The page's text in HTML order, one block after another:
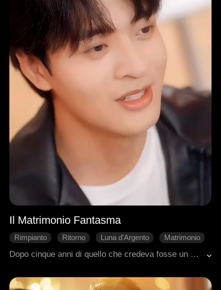
Il Matrimonio Fantasma
Rimpianto Ritorno Luna d'Argento
Matrimonio
Dopo cinque anni di quello che credeva fosse un matrimonio, Ethan scoprì di non essere legalmente sposato con Aubrey. Il suo coniuge registrato era Henry. Cogliendoli insieme, sentì la sua supplica che lui era solo un sostituto, anche mentre lei minacciava il suicidio. Con il cuore spezzato, Ethan cancellò la sua identità, cambiò nome e se ne andò per sempre.